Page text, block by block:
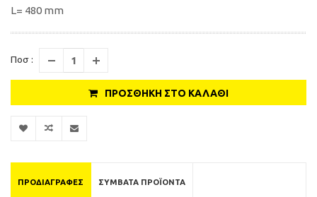
L= 480 mm
Ποσ :
ΠΡΟΣΘΉΚΗ ΣΤΟ ΚΑΛΆΘΙ
ΠΡΟΔΙΑΓΡΑΦΈΣ ΣΥΜΒΑΤΆ ΠΡΟΪΌΝΤΑ